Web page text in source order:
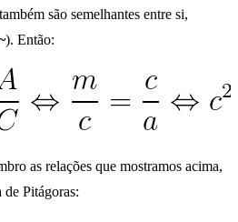
também são semelhantes entre si,
). Então:
as relações que mostramos acima,
de Pitágoras: